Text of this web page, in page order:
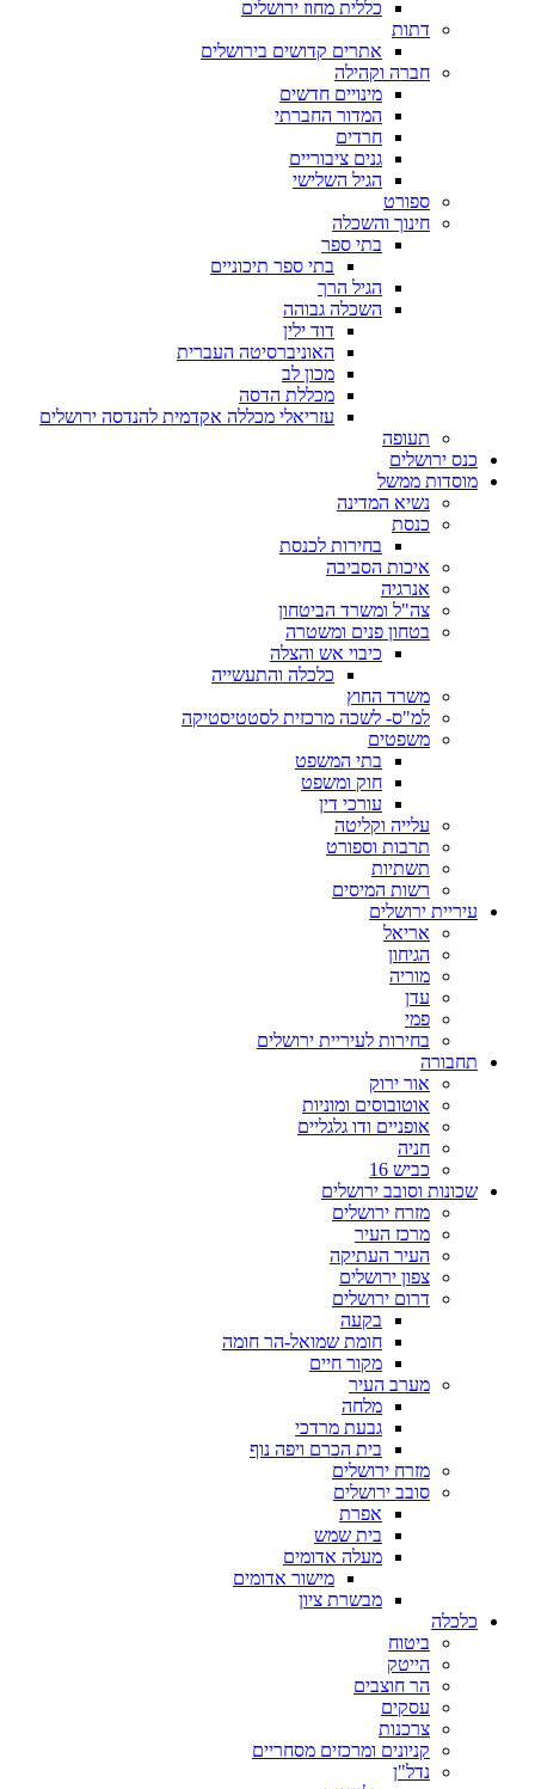
כללית מחוז ירושלים
דתות
אתרים קדושים בירושלים
חברה וקהילה
מינויים חדשים
המדור החברתי
חרדים
גנים ציבוריים
הגיל השלישי
ספורט
חינוך והשכלה
בתי ספר
בתי ספר תיכוניים
הגיל הרך
השכלה גבוהה
דוד ילין
האוניברסיטה העברית
מכון לב
מכללת הדסה
עזריאלי מכללה אקדמית להנדסה ירושלים
תעופה
כנס ירושלים
מוסדות ממשל
נשיא המדינה
כנסת
בחירות לכנסת
איכות הסביבה
אנרגיה
צה"ל ומשרד הביטחון
בטחון פנים ומשטרה
כיבוי אש והצלה
כלכלה והתעשייה
משרד החוץ
למ"ס- לשכה מרכזית לסטטיסטיקה
משפטים
בתי המשפט
חוק ומשפט
עורכי דין
עלייה וקליטה
תרבות וספורט
תשתיות
רשות המיסים
עיריית ירושלים
אריאל
הגיחון
מוריה
עדן
פמי
בחירות לעיריית ירושלים
תחבורה
אור ירוק
אוטובוסים ומוניות
אופניים ודו גלגליים
חניה
כביש 16
שכונות וסובב ירושלים
מזרח ירושלים
מרכז העיר
העיר העתיקה
צפון ירושלים
דרום ירושלים
בקעה
חומת שמואל-הר חומה
מקור חיים
מערב העיר
מלחה
גבעת מרדכי
בית הכרם ויפה נוף
מזרח ירושלים
סובב ירושלים
אפרת
בית שמש
מעלה אדומים
מישור אדומים
מבשרת ציון
כלכלה
ביטוח
הייטק
הר חוצבים
עסקים
צרכנות
קניונים ומרכזים מסחריים
נדל"ן